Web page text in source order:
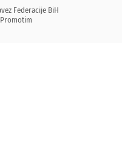
Federacije BiH
Promotim